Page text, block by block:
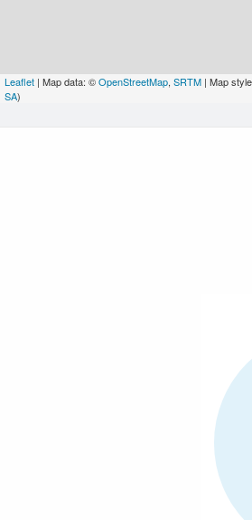
Leaflet | Map data: ©OpenStreetMap, SRTM | Map
SA)